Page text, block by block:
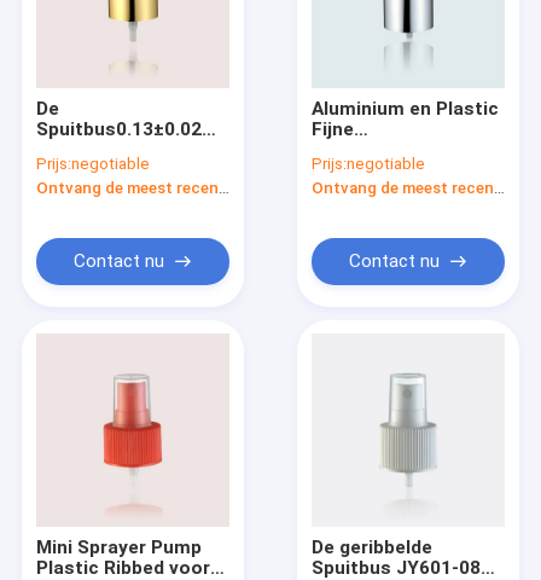
De
Spuitbus0.13±0.02ml/t
van de gepaste kleur
Kosmetische Fijne
Prijs:negotiable
Contact nu
Aluminium en Plastic
Fijne
JY601-07L 24/415
Prijs:negotiable
Contact nu
Mini Sprayer Pump
Plastic Ribbed voor
De geribbelde
Spuitbus JY601-08B